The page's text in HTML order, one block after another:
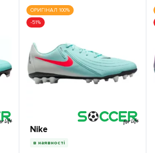
ОРИГІНАЛ 100%
-51%
Nike
в наявності